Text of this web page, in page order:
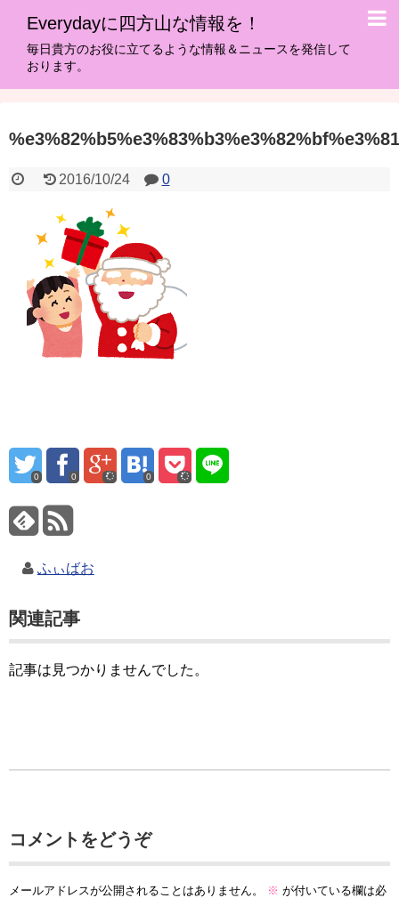
Everydayに四方山な情報を！
毎日貴方のお役に立てるような情報＆ニュースを発信して
おります。
2016/10/24 0
0 0 0
ふぃばお
関連記事
記事は見つかりませんでした。
コメントをどうぞ
メールアドレスが公開されることはありません。 ※ が付いている欄は必